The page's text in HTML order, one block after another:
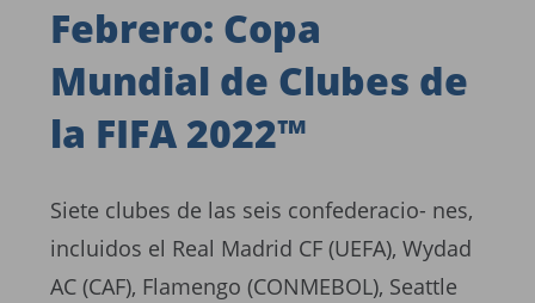
Febrero: Copa
Mundial de Clubes de
la FIFA 2022™
Siete clubes de las seis confederacio- nes,
incluidos el Real Madrid CF (UEFA), Wydad
AC (CAF), Flamengo (CONMEBOL), Seattle